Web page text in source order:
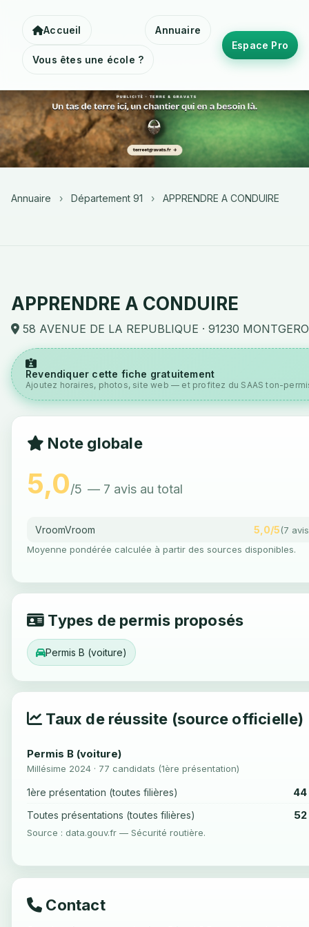
Accueil Annuaire
Vous êtes une école ?
Espace Pro
Annuaire › Département 91 › APPRENDRE A CONDUIRE
APPRENDRE A CONDUIRE
58 AVENUE DE LA REPUBLIQUE · 91230
Revendiquer cette fiche gratuitement
Ajoutez horaires, photos, site web — et profitez du SAAS ton-
Note globale
5,0/5 — 7 avis au total
VroomVroom 5,0/5(7
Moyenne pondérée calculée à partir des sources disponibles.
Types de permis proposés
Permis B (voiture)
Taux de réussite (source officielle)
Permis B (voiture)
Millésime 2024 · 77 candidats (1ère présentation)
1ère présentation (toutes filières) 44
Toutes présentations (toutes filières)
Source : data.gouv.fr — Sécurité routière.
Contact